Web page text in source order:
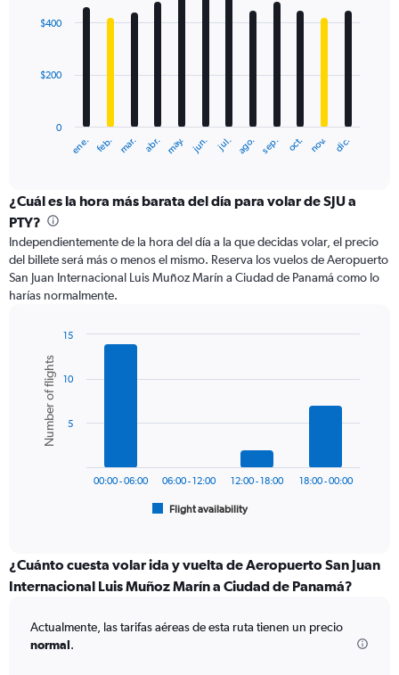
with
12
The
categories.
Range:
categories.
The
chart
has
axis
displaying
values.
Range:
ene. feb. mar. abr. may. jun. jul. ago. sep. oct. nov. dic.
0
$200
$400
¿Cuál es la hora más barata del día para volar de SJU a
PTY?
Independientemente de la hora del día a la que decidas volar, el precio
del billete será más o menos el mismo. Reserva los vuelos de Aeropuerto
San Juan Internacional Luis Muñoz Marín a Ciudad de Panamá como lo
harías normalmente.
chart
with
bars.
The
categories.
Range:
The
chart
Chart
graphic.
Number of flights
Flight availability
00:00 - 06:00 06:00 - 12:00 12:00 - 18:00 18:00 - 00:00
5
10
15
¿Cuánto cuesta volar ida y vuelta de Aeropuerto San Juan
Internacional Luis Muñoz Marín a Ciudad de Panamá?
Actualmente, las tarifas aéreas de esta ruta tienen un precio
normal.